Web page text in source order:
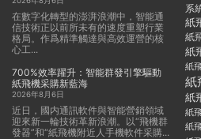
在數字化轉型的澎湃浪潮中，智能通
信技術正以前所未有的速度重塑行業
格局。作爲精準觸達與高效運營的核
心工...
700%效率躍升：智能群發引擎驅動
紙飛機采購新藍海
2026年8月6日
近日，國内通訊軟件與智能營銷領域
迎來新一輪技術革新浪潮。以“飛機群
發器”和“紙飛機附近人手機軟件采購...
系
紙
紙
紙
紙
紙
紙
紙
紙